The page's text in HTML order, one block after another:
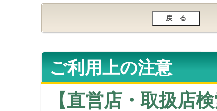
ご利用上の注意
【直営店・取扱店